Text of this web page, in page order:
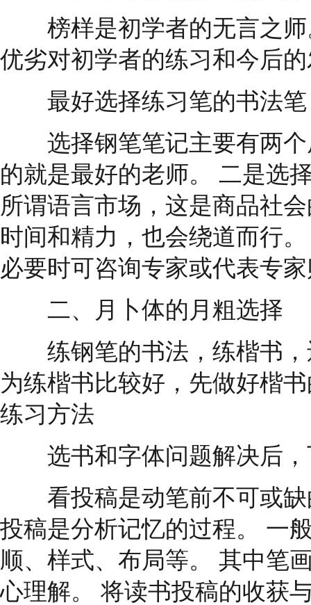
榜样是初学者的无言之师
优劣对初学者的练习和今后
最好选择练习笔的书法笔
选择钢笔笔记主要有两个
的就是最好的老师。 二是选
所谓语言市场，这是商品社
时间和精力，也会绕道而行
必要时可咨询专家或代表专
二、月卜体的月粗选择
练钢笔的书法，练楷书，
为练楷书比较好，先做好楷
练习方法
选书和字体问题解决后，
看投稿是动笔前不可或缺
投稿是分析记忆的过程。 一
顺、样式、布局等。 其中笔
心理解。 将读书投稿的收获